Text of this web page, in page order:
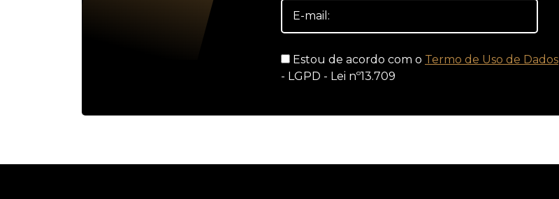
Estou de acordo com o Termo de Uso de Dados
- LGPD - Lei nº13.709